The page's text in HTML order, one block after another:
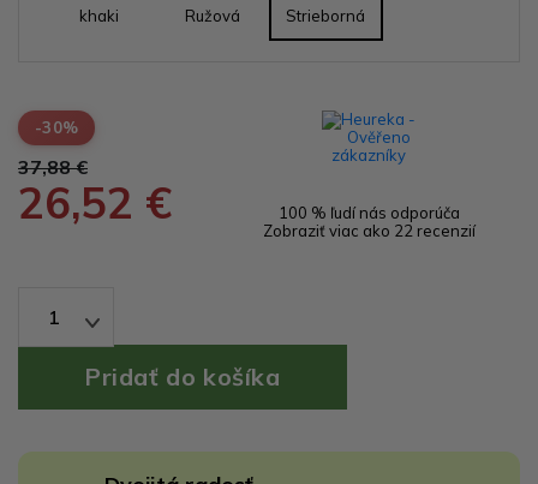
khaki Ružová Strieborná
-30%
37,88 €
26,52 €
100 % ľudí nás odporúča
Zobraziť viac ako 22 recenzií
1